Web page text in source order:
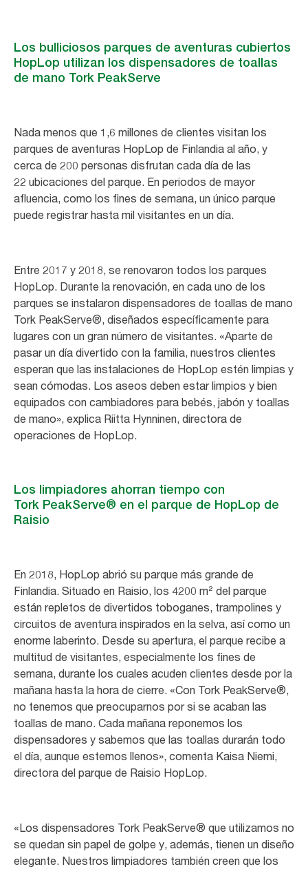
Los bulliciosos parques de aventuras cubiertos
HopLop utilizan los dispensadores de toallas
de mano Tork PeakServe
Nada menos que 1,6 millones de clientes visitan los
parques de aventuras HopLop de Finlandia al año, y
cerca de 200 personas disfrutan cada día de las
22 ubicaciones del parque. En periodos de mayor
afluencia, como los fines de semana, un único parque
puede registrar hasta mil visitantes en un día.
Entre 2017 y 2018, se renovaron todos los parques
HopLop. Durante la renovación, en cada uno de los
parques se instalaron dispensadores de toallas de mano
Tork PeakServe®, diseñados específicamente para
lugares con un gran número de visitantes. «Aparte de
pasar un día divertido con la familia, nuestros clientes
esperan que las instalaciones de HopLop estén limpias y
sean cómodas. Los aseos deben estar limpios y bien
equipados con cambiadores para bebés, jabón y toallas
de mano», explica Riitta Hynninen, directora de
operaciones de HopLop.
Los limpiadores ahorran tiempo con
Tork PeakServe® en el parque de HopLop de
Raisio
En 2018, HopLop abrió su parque más grande de
Finlandia. Situado en Raisio, los 4200 m² del parque
están repletos de divertidos toboganes, trampolines y
circuitos de aventura inspirados en la selva, así como un
enorme laberinto. Desde su apertura, el parque recibe a
multitud de visitantes, especialmente los fines de
semana, durante los cuales acuden clientes desde por la
mañana hasta la hora de cierre. «Con Tork PeakServe®,
no tenemos que preocuparnos por si se acaban las
toallas de mano. Cada mañana reponemos los
dispensadores y sabemos que las toallas durarán todo
el día, aunque estemos llenos», comenta Kaisa Niemi,
directora del parque de Raisio HopLop.
«Los dispensadores Tork PeakServe® que utilizamos no
se quedan sin papel de golpe y, además, tienen un diseño
elegante. Nuestros limpiadores también creen que los